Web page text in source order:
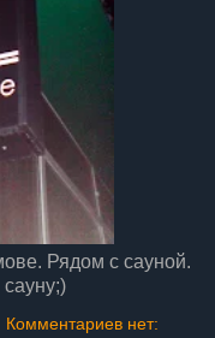
Рядом с сауной.
Комментариев нет: